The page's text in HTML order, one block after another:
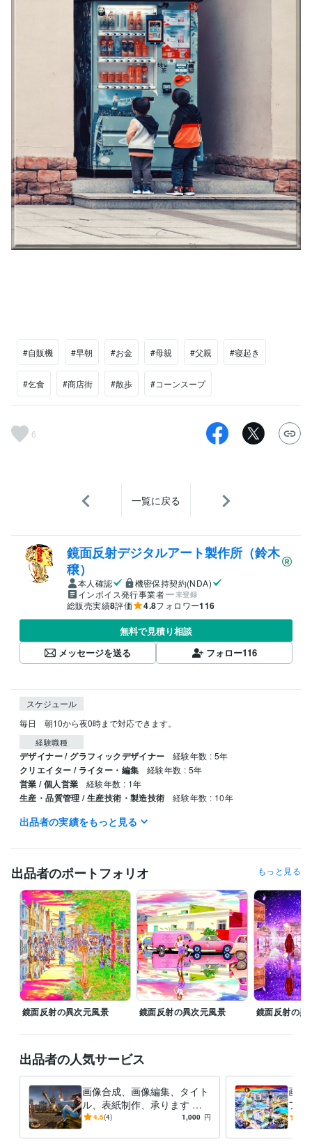
#自販機 #早朝 #お金 #母親 #父親 #寝起き
#乞食 #商店街 #散歩 #コーンスープ
6
一覧に戻る
鏡面反射デジタルアート製作所（鈴木
穣）
本人確認
機密保持契約(NDA)
インボイス発行事業者
未登録
総販売実績8評価 4.8フォロワー116
無料で見積り相談
メッセージを送る
フォロー116
スケジュール
毎日　朝10から夜0時まで対応できます。
経験職種
デザイナー / グラフィックデザイナー 経験年数 : 5年
クリエイター / ライター・編集 経験年数 : 5年
営業 / 個人営業 経験年数 : 1年
生産・品質管理 / 生産技術・製造技術 経験年数 : 10年
職歴
動画編集・映像制作 画像合成、画像修正、タイトル制作、ブログ
合成画像 合成写真 タイトル制作 表紙制作
ブログ記事
アフェリエイト
ニュース記事 スチームパンク サイバーパンク 小説
学歴
東京都立工芸高等学校 1988年3月 ~ 1990年2月
出品者の実績をもっと見る
出品者のポートフォリオ もっと見る
鏡面反射の異次元風景 鏡面反射の異次元風景 鏡面反射の異
出品者の人気サービス
画像合成、画像編集、タイト
ル、表紙制作、承ります シ
ュールで異次元な世界の空間
4.5(4) 1,000 円
画像
フト
で、